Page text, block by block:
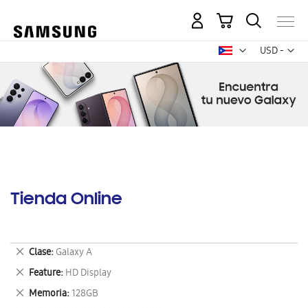
USD -
dólar
Mi carrito
Tienda Online
Clase Galaxy A
Eliminar
este
artículo
Feature HD Display
Eliminar
este
artículo
Memoria 128GB
Eliminar